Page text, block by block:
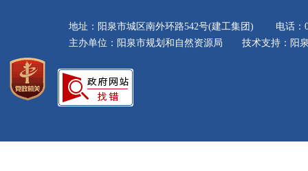
地址：阳泉市城区南外环路542号(建工集团) 电
主办单位：阳泉市规划和自然资源局 技术支持：